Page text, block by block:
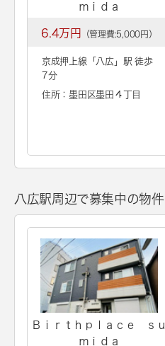
ｍｉｄａ
6.4万円 （管理費:5,000円）
京成押上線「 八広」駅 徒歩
7分
住所：墨田区墨田４丁目
八広駅周辺で募集中の物件
Ｂｉｒｔｈｐｌａｃｅ ｓｕ
ｍｉｄａ